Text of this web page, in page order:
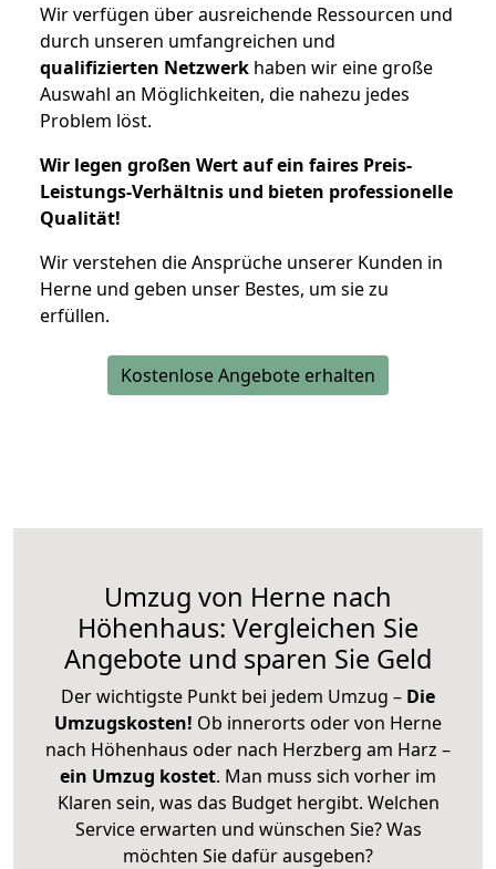
Wir verfügen über ausreichende Ressourcen und
durch unseren umfangreichen und
qualifizierten Netzwerk haben wir eine große
Auswahl an Möglichkeiten, die nahezu jedes
Problem löst.
Wir legen großen Wert auf ein faires Preis-
Leistungs-Verhältnis und bieten professionelle
Qualität!
Wir verstehen die Ansprüche unserer Kunden in
Herne und geben unser Bestes, um sie zu
erfüllen.
Kostenlose Angebote erhalten
Umzug von Herne nach
Höhenhaus: Vergleichen Sie
Angebote und sparen Sie Geld
Der wichtigste Punkt bei jedem Umzug – Die
Umzugskosten! Ob innerorts oder von Herne
nach Höhenhaus oder nach Herzberg am Harz –
ein Umzug kostet. Man muss sich vorher im
Klaren sein, was das Budget hergibt. Welchen
Service erwarten und wünschen Sie? Was
möchten Sie dafür ausgeben?